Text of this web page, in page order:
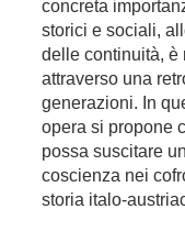
concreta
storici e sociali,
delle continuità, è
attraverso una
generazioni. In
opera si propone
possa suscitare
coscienza nei
storia italo-